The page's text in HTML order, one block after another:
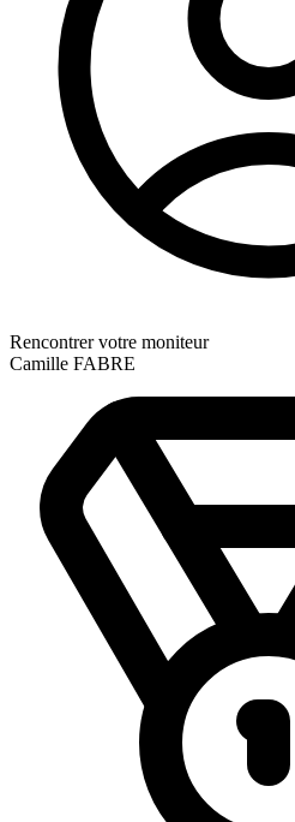
Rencontrer votre moniteur
Camille FABRE